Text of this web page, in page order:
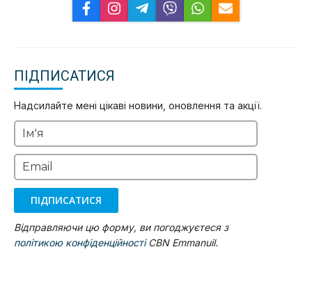
ПІДПИСАТИСЯ
Надсилайте мені цікаві новини, оновлення та акції.
Ім'я
Email
ПІДПИСАТИСЯ
Відправляючи цю форму, ви погоджуєтеся з
політикою конфіденційностіCBN Emmanuil.